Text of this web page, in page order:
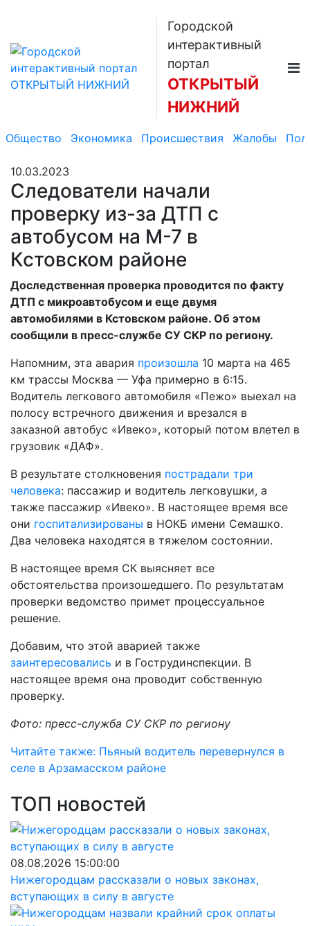
Городской
интерактивный
портал
ОТКРЫТЫЙ
НИЖНИЙ
Общество Экономика Происшествия Жалобы
10.03.2023
Следователи начали
проверку из-за ДТП с
автобусом на М-7 в
Кстовском районе
Доследственная проверка проводится по факту
ДТП с микроавтобусом и еще двумя
автомобилями в Кстовском районе. Об этом
сообщили в пресс-службе СУ СКР по региону.
Напомним, эта авария произошла 10 марта на 465
км трассы Москва — Уфа примерно в 6:15.
Водитель легкового автомобиля «Пежо» выехал на
полосу встречного движения и врезался в
заказной автобус «Ивеко», который потом влетел в
грузовик «ДАФ».
В результате столкновения пострадали три
человека: пассажир и водитель легковушки, а
также пассажир «Ивеко». В настоящее время все
они госпитализированы в НОКБ имени Семашко.
Два человека находятся в тяжелом состоянии.
В настоящее время СК выясняет все
обстоятельства произошедшего. По результатам
проверки ведомство примет процессуальное
решение.
Добавим, что этой аварией также
заинтересовались и в Гострудинспекции. В
настоящее время она проводит собственную
проверку.
Фото: пресс-служба СУ СКР по региону
Читайте также: Пьяный водитель перевернулся в
селе в Арзамасском районе
ТОП новостей
08.08.2026 15:00:00
Нижегородцам рассказали о новых законах,
вступающих в силу в августе